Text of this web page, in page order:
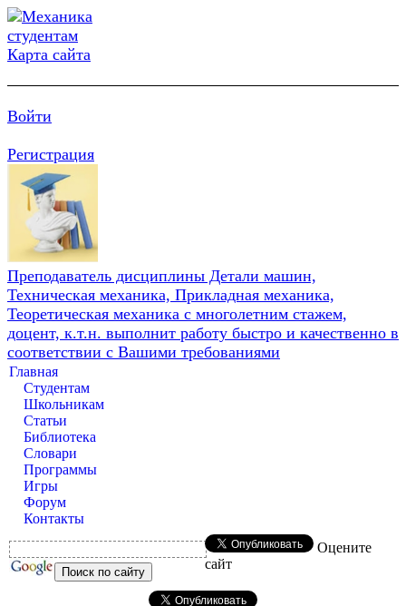
Карта сайта
Войти
Регистрация
Преподаватель дисциплины Детали машин,
Техническая механика, Прикладная механика,
Теоретическая механика с многолетним стажем,
доцент, к.т.н. выполнит работу быстро и качественно в
соответствии с Вашими требованиями
Главная
Студентам
Школьникам
Статьи
Библиотека
Словари
Программы
Игры
Форум
Контакты
Оцените
сайт